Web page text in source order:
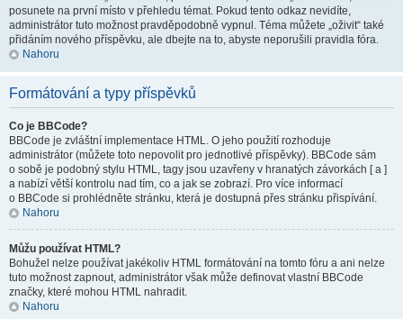
posunete na první místo v přehledu témat. Pokud tento odkaz nevidíte,
administrátor tuto možnost pravděpodobně vypnul. Téma můžete „oživit“ také
přidáním nového příspěvku, ale dbejte na to, abyste neporušili pravidla fóra.
Nahoru
Formátování a typy příspěvků
Co je BBCode?
BBCode je zvláštní implementace HTML. O jeho použití rozhoduje
administrátor (můžete toto nepovolit pro jednotlivé příspěvky). BBCode sám
o sobě je podobný stylu HTML, tagy jsou uzavřeny v hranatých závorkách [ a ]
a nabízí větší kontrolu nad tím, co a jak se zobrazí. Pro více informací
o BBCode si prohlédněte stránku, která je dostupná přes stránku přispívání.
Nahoru
Můžu používat HTML?
Bohužel nelze používat jakékoliv HTML formátování na tomto fóru a ani nelze
tuto možnost zapnout, administrátor však může definovat vlastní BBCode
značky, které mohou HTML nahradit.
Nahoru